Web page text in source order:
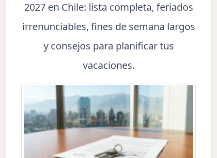
2027 en Chile: lista completa, feriados
irrenunciables, fines de semana largos
y consejos para planificar tus
vacaciones.